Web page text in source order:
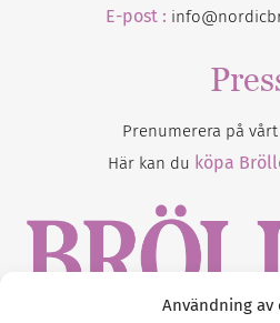
Användning av
E-post :
Prenumerera på vårt
Här kan du köpa